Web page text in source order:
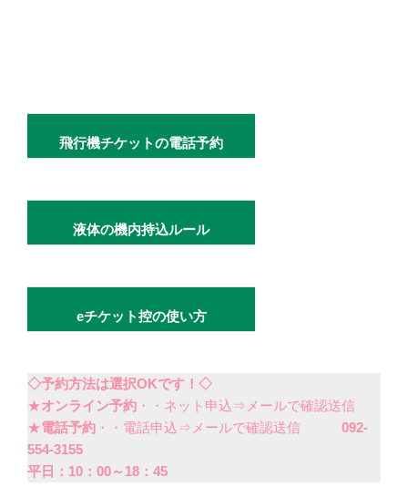
飛行機チケットの電話予約
液体の機内持込ルール
eチケット控の使い方
◇予約方法は選択OKです！◇
★オンライン予約 ・・ネット申込⇒メールで確認送信
★電話予約 ・・電話申込⇒メールで確認送信 092-
554-3155
平日：10：00～18：45